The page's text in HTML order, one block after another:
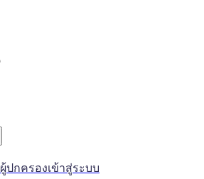
ผู้ปกครองเข้าสู่ระบบ